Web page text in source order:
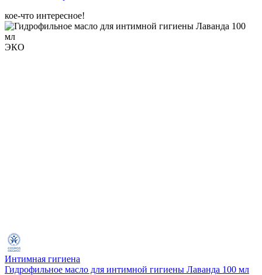
кое-что интересное!
ЭКО
Интимная гигиена
Гидрофильное масло для интимной гигиены Лаванда 100 мл